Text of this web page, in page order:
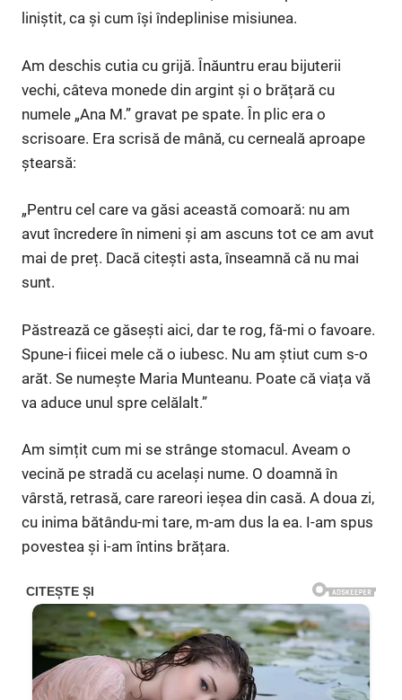
liniștit, ca și cum își îndeplinise misiunea.
Am deschis cutia cu grijă. Înăuntru erau bijuterii
vechi, câteva monede din argint și o brățară cu
numele „Ana M.” gravat pe spate. În plic era o
scrisoare. Era scrisă de mână, cu cerneală aproape
ștearsă:
„Pentru cel care va găsi această comoară: nu am
avut încredere în nimeni și am ascuns tot ce am avut
mai de preț. Dacă citești asta, înseamnă că nu mai
sunt.
Păstrează ce găsești aici, dar te rog, fă-mi o favoare.
Spune-i fiicei mele că o iubesc. Nu am știut cum s-o
arăt. Se numește Maria Munteanu. Poate că viața vă
va aduce unul spre celălalt.”
Am simțit cum mi se strânge stomacul. Aveam o
vecină pe stradă cu același nume. O doamnă în
vârstă, retrasă, care rareori ieșea din casă. A doua zi,
cu inima bătându-mi tare, m-am dus la ea. I-am spus
povestea și i-am întins brățara.